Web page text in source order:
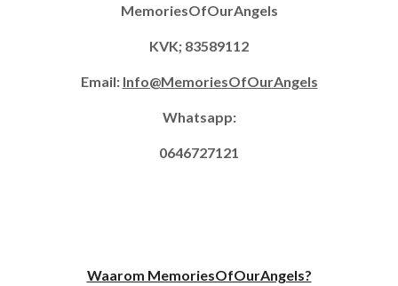
MemoriesOfOurAngels
KVK; 83589112
Email: Info@MemoriesOfOurAngels
Whatsapp:
0646727121
Waarom MemoriesOfOurAngels?